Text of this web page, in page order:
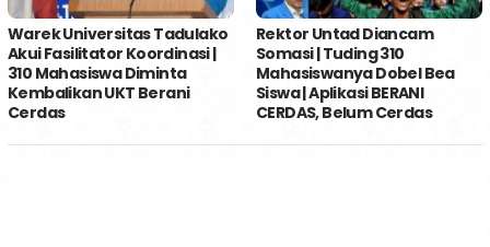
Warek Universitas Tadulako
Akui Fasilitator Koordinasi |
310 Mahasiswa Diminta
Kembalikan UKT Berani
Cerdas
Rektor Untad Diancam
Somasi | Tuding 310
Mahasiswanya Dobel Bea
Siswa | Aplikasi BERANI
CERDAS, Belum Cerdas